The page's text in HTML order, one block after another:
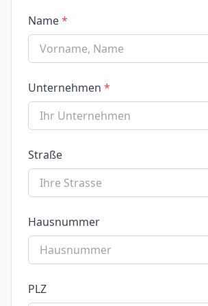
Name
Unternehmen
Straße
Hausnummer
PLZ